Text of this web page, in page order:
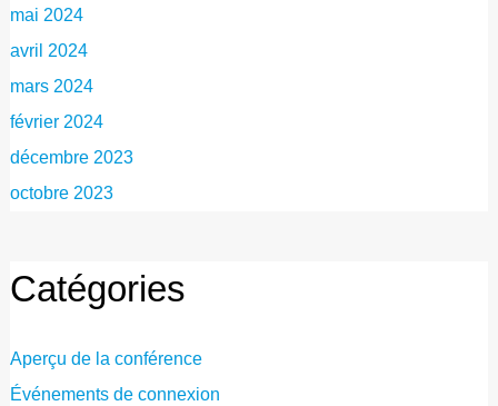
mai 2024
avril 2024
mars 2024
février 2024
décembre 2023
octobre 2023
Catégories
Aperçu de la conférence
Événements de connexion